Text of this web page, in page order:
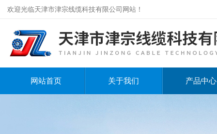
欢迎光临天津市津宗线缆科技有限公司网站！
网站首页 关于我们 产品中心